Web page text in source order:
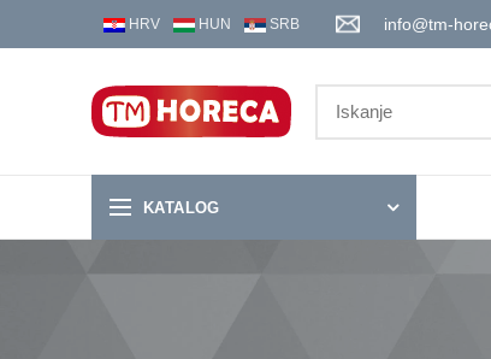
HRV HUN SRB info@tm-
KATALOG